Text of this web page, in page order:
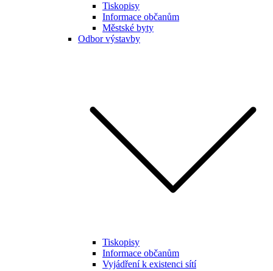
Tiskopisy
Informace občanům
Městské byty
Odbor výstavby
Tiskopisy
Informace občanům
Vyjádření k existenci sítí